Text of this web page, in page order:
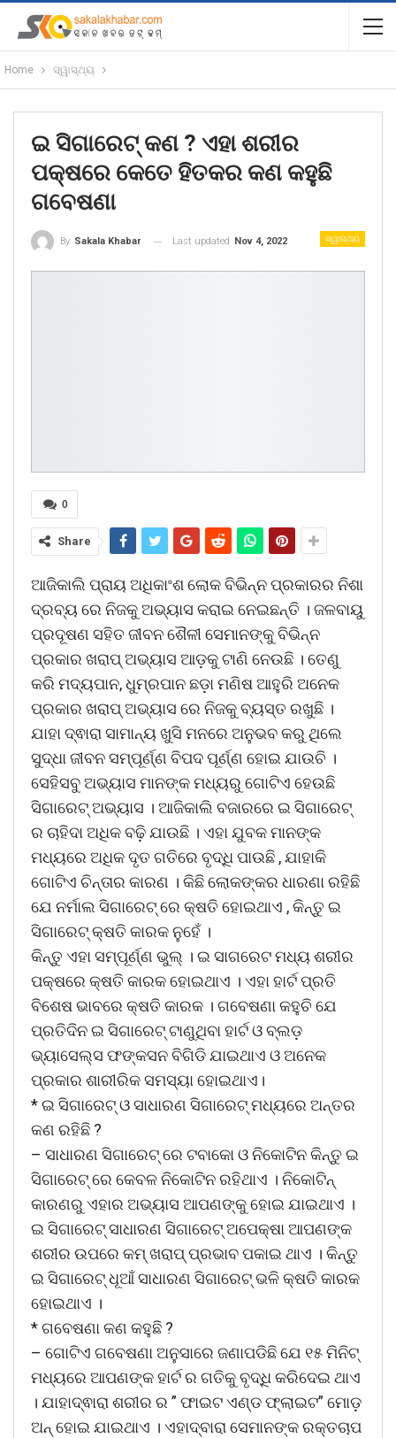
Home ସ୍ୱାସ୍ଥ୍ୟ
ଇ ସିଗାରେଟ୍ କଣ ? ଏହା ଶରୀର
ପକ୍ଷରେ କେତେ ହିତକର କଣ କହୁଛି
ଗବେଷଣା
ସ୍ୱାସ୍ଥ୍ୟ
By Sakala Khabar Last updated Nov 4, 2022
0
Share
ଆଜିକାଲି ପ୍ରାୟ ଅଧିକାଂଶ ଲୋକ ବିଭିନ୍ନ ପ୍ରକାରର ନିଶା
ଦ୍ରବ୍ୟ ରେ ନିଜକୁ ଅଭ୍ୟାସ କରାଇ ନେଇଛନ୍ତି । ଜଳବାୟୁ
ପ୍ରଦୂଷଣ ସହିତ ଜୀବନ ଶୈଳୀ ସେମାନଙ୍କୁ ବିଭିନ୍ନ
ପ୍ରକାର ଖରାପ୍ ଅଭ୍ୟାସ ଆଡ଼କୁ ଟାଣି ନେଉଛି । ତେଣୁ
କରି ମଦ୍ୟପାନ, ଧୁମ୍ରପାନ ଛଡ଼ା ମଣିଷ ଆହୁରି ଅନେକ
ପ୍ରକାର ଖରାପ୍ ଅଭ୍ୟାସ ରେ ନିଜକୁ ବ୍ୟସ୍ତ ରଖୁଛି ।
ଯାହା ଦ୍ଵାରା ସାମାନ୍ୟ ଖୁସି ମନରେ ଅନୁଭବ କରୁ ଥିଲେ
ସୁଦ୍ଧା ଜୀବନ ସମ୍ପୂର୍ଣ୍ଣ ବିପଦ ପୂର୍ଣ୍ଣ ହୋଇ ଯାଉଚି ।
ସେହିସବୁ ଅଭ୍ୟାସ ମାନଙ୍କ ମଧ୍ୟରୁ ଗୋଟିଏ ହେଉଛି
ସିଗାରେଟ୍ ଅଭ୍ୟାସ । ଆଜିକାଲି ବଜାରରେ ଇ ସିଗାରେଟ୍
ର ଚାହିଦା ଅଧିକ ବଢ଼ି ଯାଉଛି । ଏହା ଯୁବକ ମାନଙ୍କ
ମଧ୍ୟରେ ଅଧିକ ଦୃତ ଗତିରେ ବୃଦ୍ଧି ପାଉଛି , ଯାହାକି
ଗୋଟିଏ ଚିନ୍ତାର କାରଣ । କିଛି ଲୋକଙ୍କର ଧାରଣା ରହିଛି
ଯେ ନର୍ମାଲ ସିଗାରେଟ୍ ରେ କ୍ଷତି ହୋଇଥାଏ , କିନ୍ତୁ ଇ
ସିଗାରେଟ୍ କ୍ଷତି କାରକ ନୁହେଁ ।
କିନ୍ତୁ ଏହା ସମ୍ପୂର୍ଣ୍ଣ ଭୁଲ୍ । ଇ ସାଗରେଟ ମଧ୍ୟ ଶରୀର
ପକ୍ଷରେ କ୍ଷତି କାରକ ହୋଇଥାଏ । ଏହା ହାର୍ଟ ପ୍ରତି
ବିଶେଷ ଭାବରେ କ୍ଷତି କାରକ । ଗବେଷଣା କହୁଚି ଯେ
ପ୍ରତିଦିନ ଇ ସିଗାରେଟ୍ ଟାଣୁଥିବା ହାର୍ଟ ଓ ବ୍ଲଡ଼
ଭ୍ୟାସେଲ୍ସ ଫଙ୍କସନ ବିଗିଡି ଯାଇଥାଏ ଓ ଅନେକ
ପ୍ରକାର ଶାରୀରିକ ସମସ୍ୟା ହୋଇଥାଏ।
* ଇ ସିଗାରେଟ୍ ଓ ସାଧାରଣ ସିଗାରେଟ୍ ମଧ୍ୟରେ ଅନ୍ତର
କଣ ରହିଛି ?
– ସାଧାରଣ ସିଗାରେଟ୍ ରେ ଟବାକୋ ଓ ନିକୋଟିନ କିନ୍ତୁ ଇ
ସିଗାରେଟ୍ ରେ କେବଳ ନିକୋଟିନ ରହିଥାଏ । ନିକୋଟିନ୍
କାରଣରୁ ଏହାର ଅଭ୍ୟାସ ଆପଣଙ୍କୁ ହୋଇ ଯାଇଥାଏ ।
ଇ ସିଗାରେଟ୍ ସାଧାରଣ ସିଗାରେଟ୍ ଅପେକ୍ଷା ଆପଣଙ୍କ
ଶରୀର ଉପରେ କମ୍ ଖରାପ୍ ପ୍ରଭାବ ପକାଇ ଥାଏ । କିନ୍ତୁ
ଇ ସିଗାରେଟ୍ ଧୂଆଁ ସାଧାରଣ ସିଗାରେଟ୍ ଭଳି କ୍ଷତି କାରକ
ହୋଇଥାଏ ।
* ଗବେଷଣା କଣ କହୁଛି ?
– ଗୋଟିଏ ଗବେଷଣା ଅନୁସାରେ ଜଣାପଡିଛି ଯେ ୧୫ ମିନିଟ୍
ମଧ୍ୟରେ ଆପଣଙ୍କ ହାର୍ଟ ର ଗତିକୁ ବୃଦ୍ଧି କରିଦେଇ ଥାଏ
। ଯାହାଦ୍ଵାରା ଶରୀର ର ” ଫାଇଟ ଏଣ୍ଡ ଫ୍ଲାଇଟ” ମୋଡ଼
ଅନ୍ ହୋଇ ଯାଇଥାଏ । ଏହାଦ୍ବାରା ସେମାନଙ୍କ ରକ୍ତଚାପ